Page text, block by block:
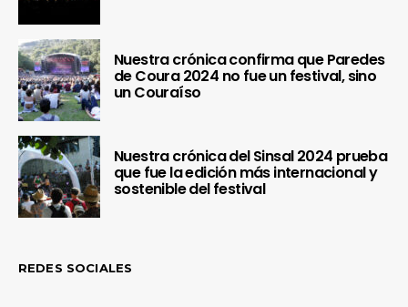
Nuestra crónica confirma que Paredes
de Coura 2024 no fue un festival, sino
un Couraíso
Nuestra crónica del Sinsal 2024 prueba
que fue la edición más internacional y
sostenible del festival
REDES SOCIALES